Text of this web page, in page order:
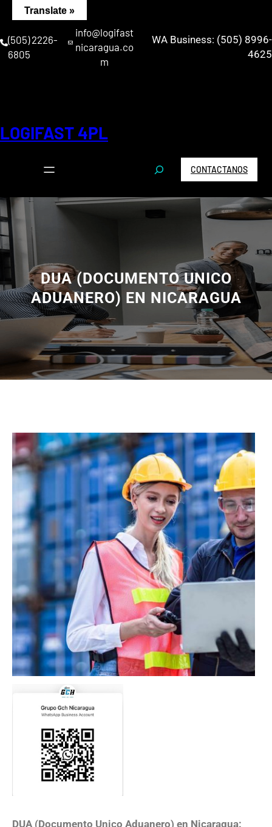
Saltar
contenido
(505) 2226-
6805
info@logifast
nicaragua.co
m
WA Business: (505) 8996-
4625
LOGIFAST 4PL
S
e
r
c
CONTACTANOS
DUA (DOCUMENTO UNICO
ADUANERO) EN NICARAGUA
DUA (Documento Unico Aduanero) en Nicaragua:
Translate »